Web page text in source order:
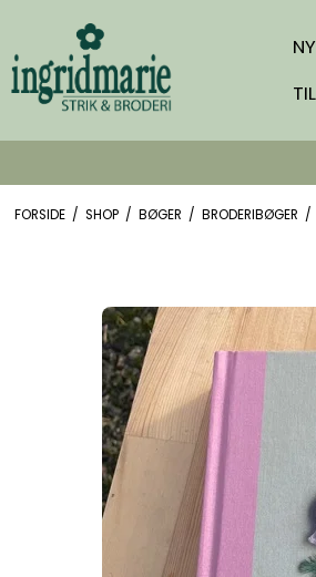
FORSIDE / SHOP / BØGER / BRODERIBØGER /